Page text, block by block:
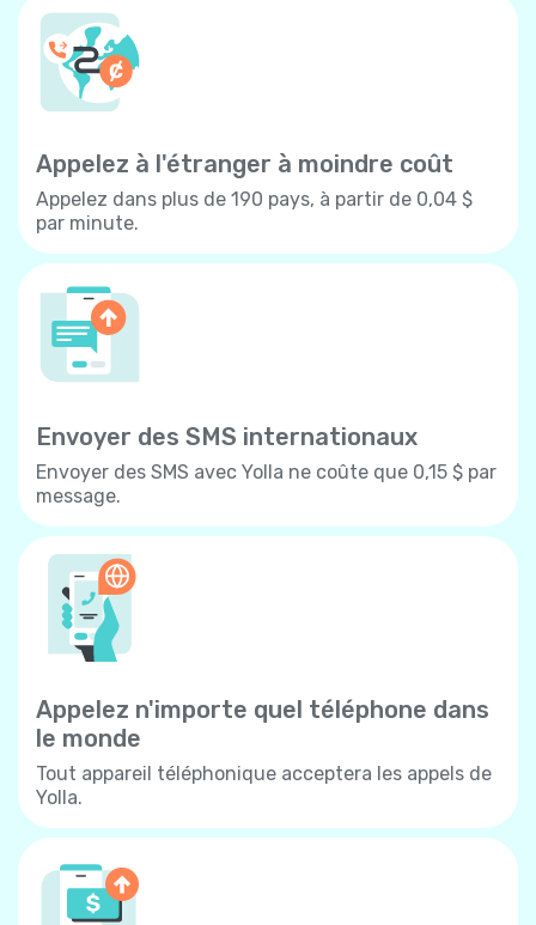
Appelez à l'étranger à moindre coût
Appelez dans plus de 190 pays, à partir de 0,04 $
par minute.
Envoyer des SMS internationaux
Envoyer des SMS avec Yolla ne coûte que 0,15 $ par
message.
Appelez n'importe quel téléphone dans
le monde
Tout appareil téléphonique acceptera les appels de
Yolla.